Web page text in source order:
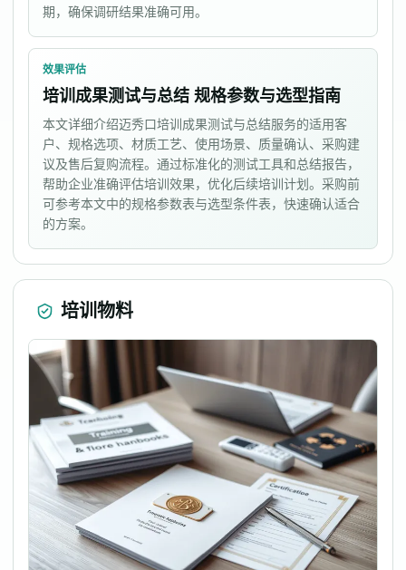
期，确保调研结果准确可用。
效果评估
培训成果测试与总结 规格参数与选型指南
本文详细介绍迈秀口培训成果测试与总结服务的适用客
户、规格选项、材质工艺、使用场景、质量确认、采购建
议及售后复购流程。通过标准化的测试工具和总结报告，
帮助企业准确评估培训效果，优化后续培训计划。采购前
可参考本文中的规格参数表与选型条件表，快速确认适合
的方案。
培训物料